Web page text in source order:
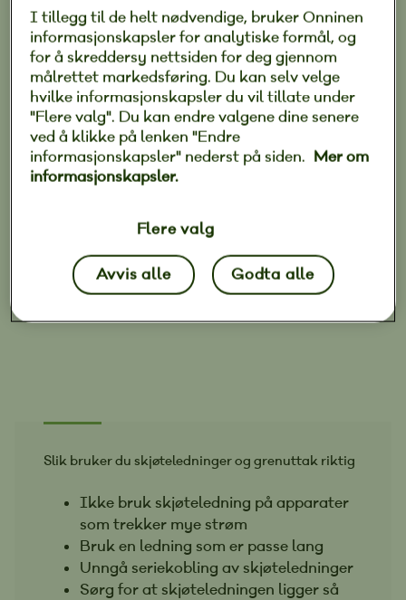
grenuttak bak sofaen. Likevel har de fleste av
oss koblet til en eller flere apparater med
skjøteledninger. Det kan rett og slett være
utfordrende å finne nok faste stikkontakter når
man skal koble til TV, spillemaskin, datamaskin
og belysning i samme rom, og samtidig kunne
lade mobil, iPad og smartklokke.
løsning, men hvis du bruker den feil, utgjør den
en stor brannfare i hjemmet. Følg disse tipsene
for å bruke skjøteledninger og grenuttak på en
tryggest mulig måte.
Slik bruker du skjøteledninger og grenuttak riktig
Ikke bruk skjøteledning på apparater
som trekker mye strøm
Bruk en ledning som er passe lang
Unngå seriekobling av skjøteledninger
Sørg for at skjøteledningen ligger så
I tillegg til de helt nødvendige, bruker Onninen
informasjonskapsler for analytiske formål, og
for å skreddersy nettsiden for deg gjennom
målrettet markedsføring. Du kan selv velge
hvilke informasjonskapsler du vil tillate under
"Flere valg". Du kan endre valgene dine senere
ved å klikke på lenken "Endre
informasjonskapsler" nederst på siden. Mer om
informasjonskapsler.
Flere valg
Avvis alle Godta alle